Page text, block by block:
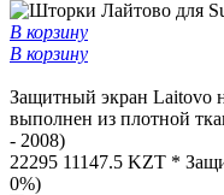
В корзину
В корзину
Защитный экран Laitovo
выполнен из плотной
- 2008)
22295 11147.5 KZT *
0%)